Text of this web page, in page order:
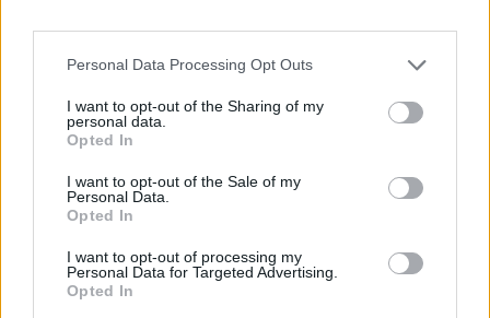
Personal Data Processing Opt Outs
I want to opt-out of the Sharing of my
personal data.
Opted In
I want to opt-out of the Sale of my
Personal Data.
Opted In
I want to opt-out of processing my
Personal Data for Targeted Advertising.
Opted In
Heute Diese Woche Diesen Monat
Best Cryptic Crossword by